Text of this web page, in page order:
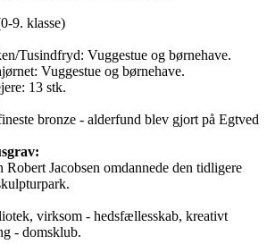
9. klasse)
Tusindfryd: Vuggestue og børnehave.
Vuggestue og børnehave.
13 stk.
bronze - alderfund blev gjort på Egtved
Robert Jacobsen omdannede den tidligere
virksom - hedsfællesskab, kreativt
- domsklub.